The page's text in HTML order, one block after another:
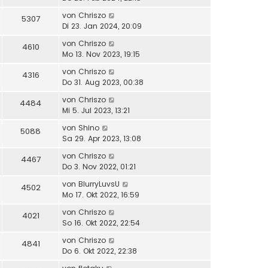
5307 von Chriszo
Di 23. Jan 2024, 20:09
4610 von Chriszo
Mo 13. Nov 2023, 19:15
4316 von Chriszo
Do 31. Aug 2023, 00:38
4484 von Chriszo
Mi 5. Jul 2023, 13:21
5088 von Shino
Sa 29. Apr 2023, 13:08
4467 von Chriszo
Do 3. Nov 2022, 01:21
4502 von BlurryLuvsU
Mo 17. Okt 2022, 16:59
4021 von Chriszo
So 16. Okt 2022, 22:54
4841 von Chriszo
Do 6. Okt 2022, 22:38